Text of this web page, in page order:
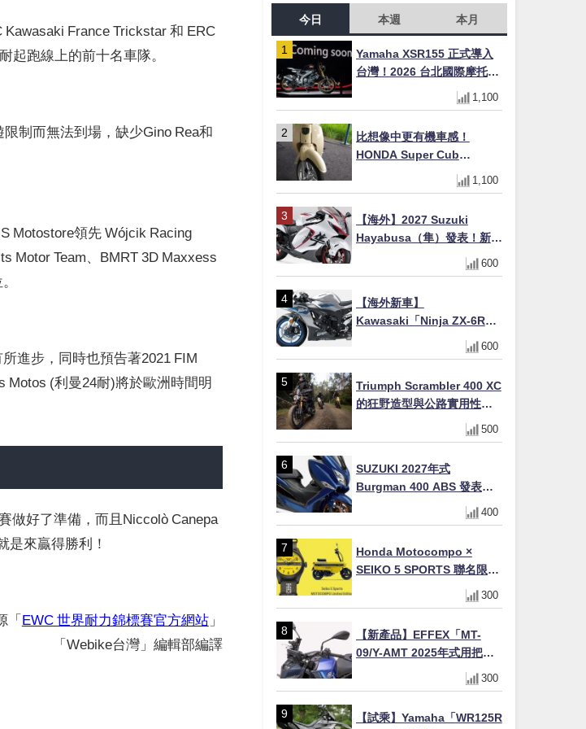
France Trickstar 和 ERC
起跑線上的前十名車隊。
制而無法到場，缺少Gino Rea和
Motostore領先 Wójcik Racing
Motor Team、BMRT 3D Maxxess
進步，同時也預告著2021 FIM
Motos (利曼24耐)將於歐洲時間明
做好了準備，而且Niccolò Canepa
是來贏得勝利！
「 EWC 世界耐力錦標賽官方網站」
「Webike台灣」編輯部編譯
今日 本週 本月
Yamaha XSR155 正式導入
台灣！2026 台北國際摩托車
展亮相，70 週年紀念版
YZF-R 系列限量追加販售
1,100
比想像中更有機車感！
HONDA Super Cub
110【Webike愛車精選】
1,100
【海外】2027 Suzuki
Hayabusa（隼）發表！新增
Special Edition 特仕版，全
新珍珠白塗裝與專屬配備登
600
【海外新車】
Kawasaki「Ninja ZX-6R」
2027年式北美發表！636cc
四缸×銀河銀/暮光藍新色
美元起
600
Triumph Scrambler 400 XC
的狂野造型與公路實用性的
500
SUZUKI 2027年式
Burgman 400 ABS 發表！
8/18日本上市、支援E10汽油
售價98萬100日圓
400
Honda Motocompo ×
SEIKO 5 SPORTS 聯名限量
錶登場！重現黃色車身、油
箱開關等經典設計
300
【新產品】EFFEX「MT-
09/Y-AMT 2025年式用把手
Easy Fit Bar Plus」！高
7mm後移16mm直上×三色×
300
【試乘】Yamaha「WR125R